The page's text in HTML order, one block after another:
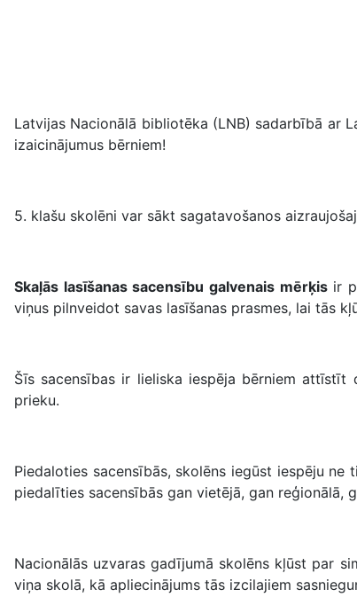
Latvijas Nacionālā bibliotēka (LNB) sadarbībā ar
izaicinājumus bērniem!
5. klašu skolēni var sākt sagatavošanos
Skaļās lasīšanas sacensību galvenais mērķisir
viņus pilnveidot savas lasīšanas prasmes, lai tās
Šīs sacensības ir lieliska iespēja bērniem
prieku.
Piedaloties sacensībās, skolēns iegūst iespēju
piedalīties sacensībās gan vietējā, gan reģionālā,
Nacionālās uzvaras gadījumā skolēns kļūst par
viņa skolā, kā apliecinājums tās izcilajiem